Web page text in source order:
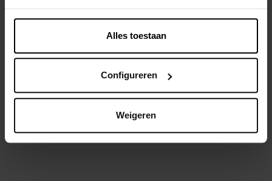
meer informatie.
Alles toestaan
Configureren
Weigeren
Avec de la poudre de lave pour une croissance optimale
et un meilleur enracinement
Avec une nutrition organique pour 100 jours
Utilisable en jardinage biologique